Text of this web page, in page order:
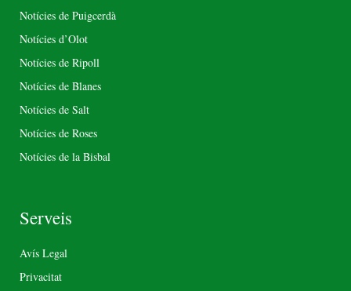
Notícies de Puigcerdà
Notícies d’Olot
Notícies de Ripoll
Notícies de Blanes
Notícies de Salt
Notícies de Roses
Notícies de la Bisbal
Serveis
Avís Legal
Privacitat